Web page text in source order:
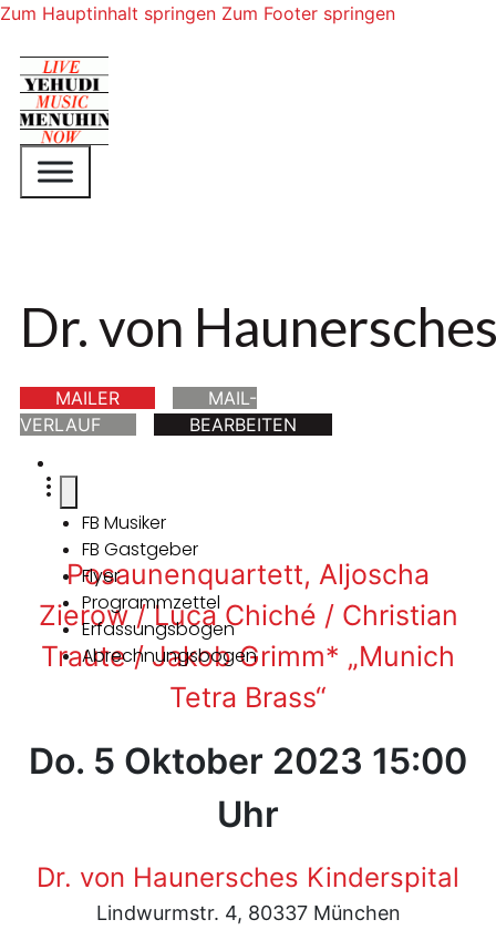
Zum Hauptinhalt springen Zum Footer springen
Dr. von
MAILER
MAIL-
VERLAUF
BEARBEITEN
FB Musiker
FB Gastgeber
Flyer
Programmzettel
Erfassungsbogen
Abrechnungsbogen
Posaunenquartett, Aljoscha
Zierow / Luca Chiché / Christian
Traute / Jakob Grimm* „Munich
Tetra Brass“
Do. 5 Oktober 2023 15:00
Uhr
Dr. von Haunersches Kinderspital
Lindwurmstr. 4, 80337 München